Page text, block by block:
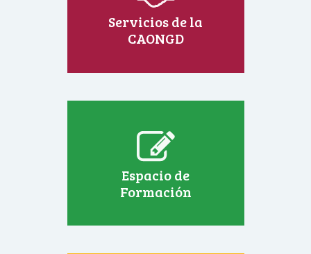
Servicios de la
CAONGD
Espacio de
Formación